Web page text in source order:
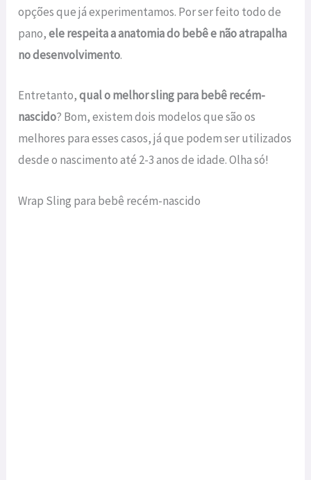
opções que já experimentamos. Por ser feito todo de
pano,ele respeita a anatomia do bebê e não atrapalha
no desenvolvimento.
Entretanto,qual o melhor sling para bebê recém-
nascido? Bom, existem dois modelos que são os
melhores para esses casos, já que podem ser utilizados
desde o nascimento até 2-3 anos de idade. Olha só!
Wrap Sling para bebê recém-nascido